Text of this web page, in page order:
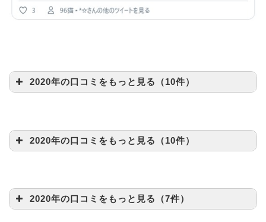
2020年の口コミをもっと見る（10件）
2020年の口コミをもっと見る（10件）
2020年の口コミをもっと見る（7件）